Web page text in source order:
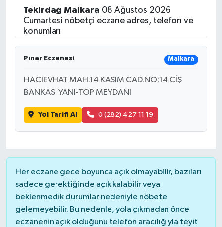
Tekirdağ Malkara 08 Ağustos 2026
Cumartesi nöbetçi eczane adres, telefon ve
konumları
Pınar Eczanesi Malkara
HACIEVHAT MAH.14 KASIM CAD.NO:14 CİŞ
BANKASI YANI-TOP MEYDANI
Yol Tarifi Al 0 (282) 427 11 19
Her eczane gece boyunca açık olmayabilir, bazıları
sadece gerektiğinde açık kalabilir veya
beklenmedik durumlar nedeniyle nöbete
gelemeyebilir. Bu nedenle, yola çıkmadan önce
eczanenin açık olduğunu telefon aracılığıyla teyit
Yaşam